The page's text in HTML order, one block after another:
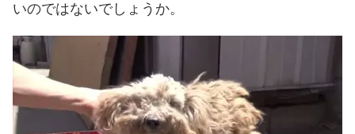
いのではないでしょうか。